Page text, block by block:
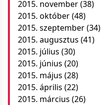
2015. november(38)
2015. október(48)
2015. szeptember(34)
2015. augusztus (41)
2015. július (30)
2015. június (20)
2015. május (28)
2015. április (22)
2015. március (26)